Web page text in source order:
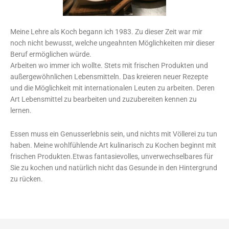
Meine Lehre als Koch begann ich 1983. Zu dieser Zeit war mir
noch nicht bewusst, welche ungeahnten Möglichkeiten mir dieser
Beruf ermöglichen würde.
Arbeiten wo immer ich wollte. Stets mit frischen Produkten und
außergewöhnlichen Lebensmitteln. Das kreieren neuer Rezepte
und die Möglichkeit mit internationalen Leuten zu arbeiten. Deren
Art Lebensmittel zu bearbeiten und zuzubereiten kennen zu
lernen.
Essen muss ein Genusserlebnis sein, und nichts mit Völlerei zu tun
haben. Meine wohlfühlende Art kulinarisch zu Kochen beginnt mit
frischen Produkten.Etwas fantasievolles, unverwechselbares für
Sie zu kochen und natürlich nicht das Gesunde in den Hintergrund
zu rücken.